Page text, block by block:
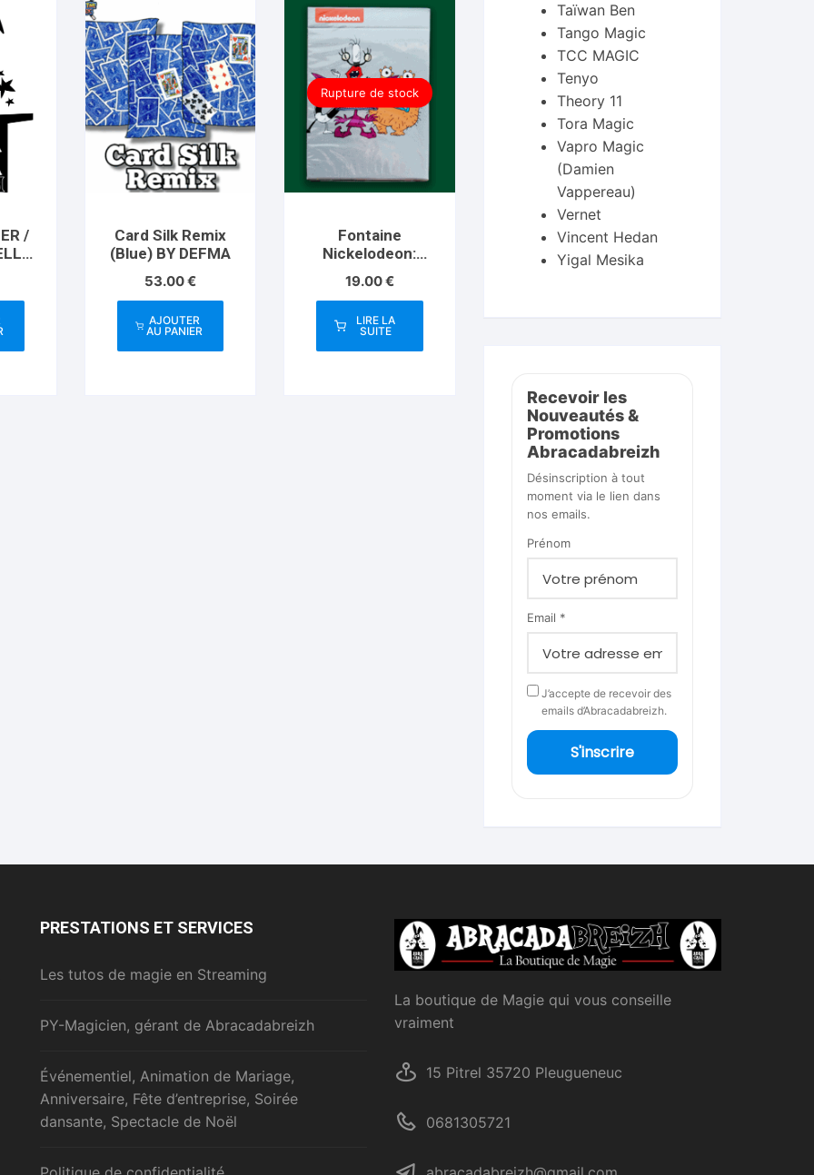
/
Card Silk Remix
(Blue) BY DEFMA
53.00€
AJOUTER
AU PANIER
Rupture de stock
Fontaine
Nickelodeon:
Monsters Playing
Cards
19.00€
LIRE LA
SUITE
Taïwan Ben
Tango Magic
TCC MAGIC
Tenyo
Theory 11
Tora Magic
Vapro Magic
(Damien
Vappereau)
Vernet
Vincent Hedan
Yigal Mesika
Recevoir les
Nouveautés &
Promotions
Abracadabreizh
Désinscription à tout
moment via le lien dans
nos emails.
Prénom
Email *
J’accepte de recevoir des
emails d’Abracadabreizh.
S'inscrire
PRESTATIONS ET SERVICES
Les tutos de magie en Streaming
PY-Magicien, gérant de Abracadabreizh
Événementiel, Animation de Mariage,
Anniversaire, Fête d’entreprise, Soirée
dansante, Spectacle de Noël
La boutique de Magie qui vous conseille
vraiment
15 Pitrel 35720 Pleugueneuc
0681305721